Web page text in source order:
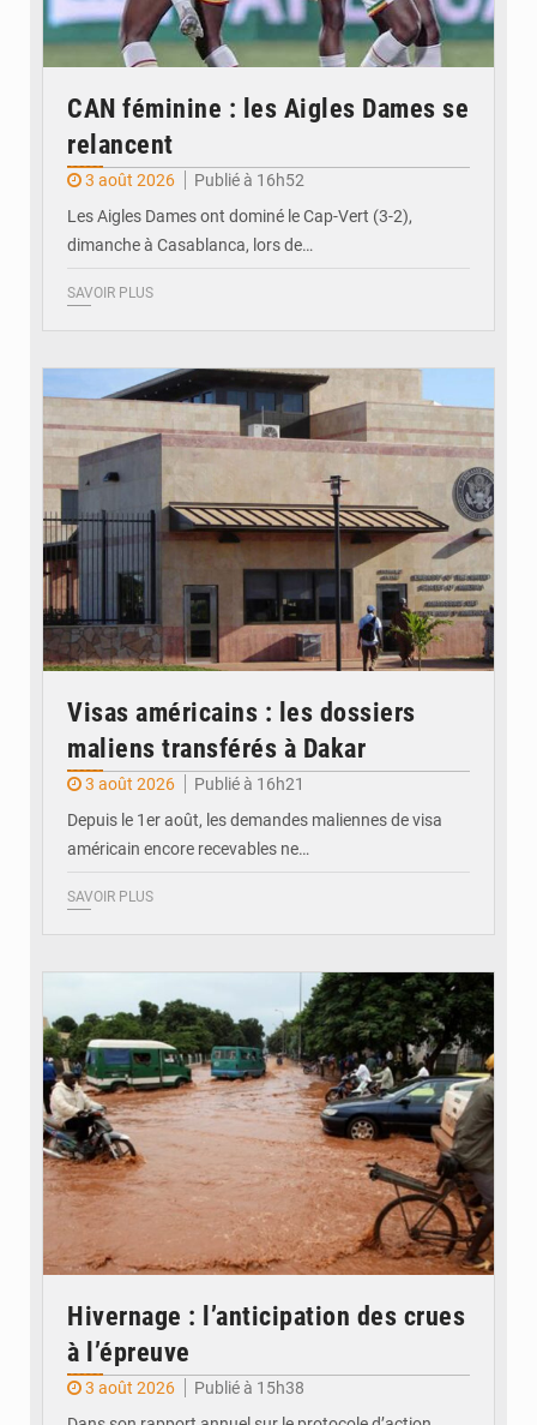
CAN féminine : les Aigles Dames se
relancent
3 août 2026
Publié à 16h52
Les Aigles Dames ont dominé le Cap-Vert (3-2),
dimanche à Casablanca, lors de…
SAVOIR PLUS
Visas américains : les dossiers
maliens transférés à Dakar
3 août 2026
Publié à 16h21
Depuis le 1er août, les demandes maliennes de visa
américain encore recevables ne…
SAVOIR PLUS
Hivernage : l’anticipation des crues
à l’épreuve
3 août 2026
Publié à 15h38